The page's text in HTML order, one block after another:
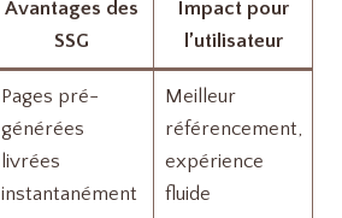
Avantages des
SSG
Impact pour
l’utilisateur
Pages pré-
générées
livrées
instantanément
Meilleur
référencement,
expérience
fluide